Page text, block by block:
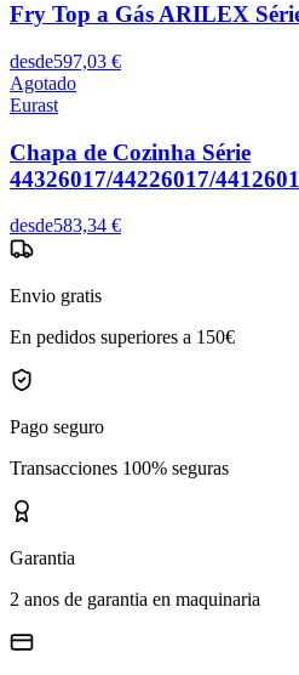
Fry Top a Gás ARILEX
desde597,03 €
Agotado
Eurast
Chapa de Cozinha Série
44326017/44226017/
desde583,34 €
Envio gratis
En pedidos superiores a 150€
Pago seguro
Transacciones 100% seguras
Garantia
2 anos de garantia en maquinaria